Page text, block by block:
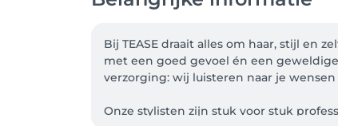
Bij TEASE draait alles om haar, stijl en
met een goed gevoel én een
verzorging: wij luisteren naar je
Onze stylisten zijn stuk voor stuk